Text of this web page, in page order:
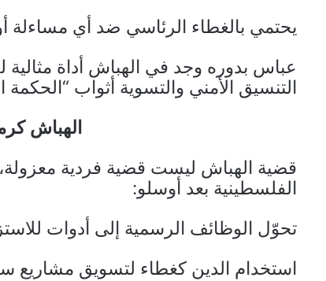
يحتمي بالغطاء الرئاسي ضد أي مساءلة
عباس بدوره وجد في الهباش أداة
التنسيق الأمني والتسوية أثواب
الهباش
قضية الهباش ليست قضية فردية
الفلسطينية بعد أوسلو:
تحوّل الوظائف الرسمية إلى أدوات
استخدام الدين كغطاء لتسويق مشاريع